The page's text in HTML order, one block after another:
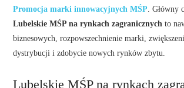
Promocja marki innowacyjnych MŚP. Główny
Lubelskie MŚP na rynkach zagranicznych to
biznesowych, rozpowszechnienie marki,
dystrybucji i zdobycie nowych rynków zbytu.
Lubelskie MŚP na rynkach